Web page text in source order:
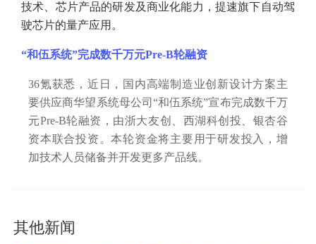
技术、芯片产品的研发及商业化能力，提速旗下自动驾
驶芯片的量产应用。
“和伍系统”完成数千万元Pre-B轮融资
36氪获悉，近日，国内高端制造业创新设计方案主
要供应商华望系统母公司“和伍系统”宣布完成数千万
元Pre-B轮融资，由浙大友创、西湖科创投、银杏谷
资本联合投资。本轮资金将主要用于研发投入，增
加技术人员储备并开发更多产品线。
其他新闻